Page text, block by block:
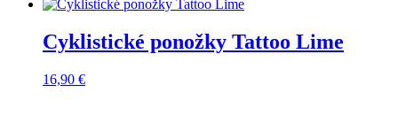
Cyklistické ponožky Tattoo Lime
16,90 €